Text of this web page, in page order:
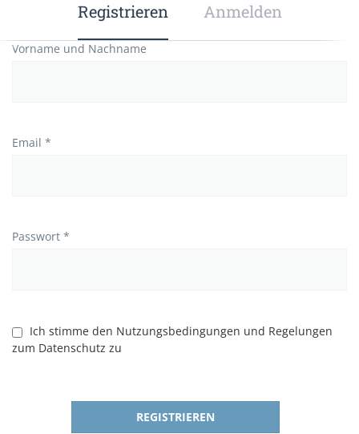
Registrieren Anmelden
Vorname und Nachname
Email *
Passwort *
Ich stimme den Nutzungsbedingungen und Regelungen
zum Datenschutz zu